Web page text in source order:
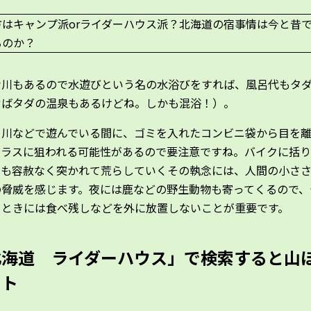
もあるので水遊びという名の水浴びをすれば、風呂代もタ
タダの温泉もあるけどね。しかも混浴！）。
などで遊んでいる間に、ゴミを入れたコンビニ袋から目を
スに狙われる可能性があるので要注意ですね。バイクに括
容赦なく突かれて荒らしていくその執念には、人間の小さ
威を感じます。夜には鹿などの野生動物も寄ってくるので
きには食べ残しなどを外に放置しないことが重要です。
道 ライダーハウス」で検索すると山